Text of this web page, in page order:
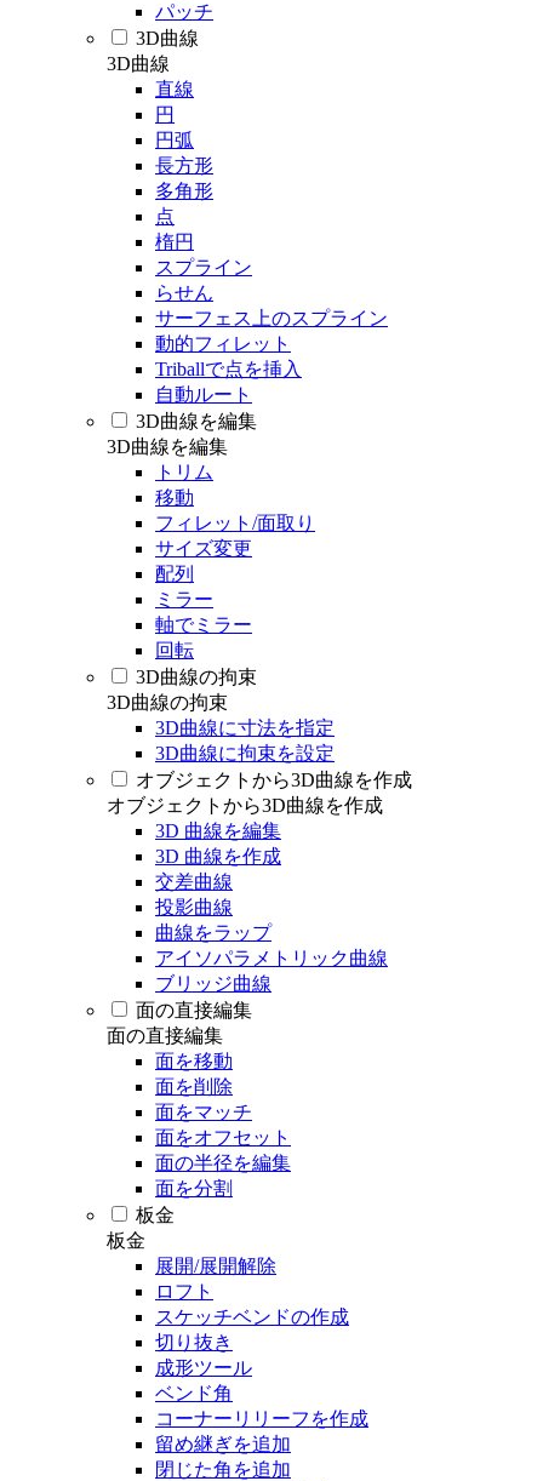
パッチ
3D曲線
3D曲線
直線
円
円弧
長方形
多角形
点
楕円
スプライン
らせん
サーフェス上のスプライン
動的フィレット
Triballで点を挿入
自動ルート
3D曲線を編集
3D曲線を編集
トリム
移動
フィレット/面取り
サイズ変更
配列
ミラー
軸でミラー
回転
3D曲線の拘束
3D曲線の拘束
3D曲線に寸法を指定
3D曲線に拘束を設定
オブジェクトから3D曲線を作成
オブジェクトから3D曲線を作成
3D 曲線を編集
3D 曲線を作成
交差曲線
投影曲線
曲線をラップ
アイソパラメトリック曲線
ブリッジ曲線
面の直接編集
面の直接編集
面を移動
面を削除
面をマッチ
面をオフセット
面の半径を編集
面を分割
板金
板金
展開/展開解除
ロフト
スケッチベンドの作成
切り抜き
成形ツール
ベンド角
コーナーリリーフを作成
留め継ぎを追加
閉じた角を追加